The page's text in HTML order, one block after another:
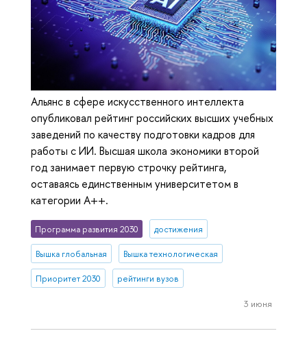
Альянс в сфере искусственного интеллекта
опубликовал рейтинг российских высших учебных
заведений по качеству подготовки кадров для
работы с ИИ. Высшая школа экономики второй
год занимает первую строчку рейтинга,
оставаясь единственным университетом в
категории A++.
Программа развития 2030 достижения
Вышка глобальная Вышка технологическая
Приоритет 2030 рейтинги вузов
3 июня